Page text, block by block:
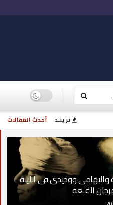
أحدث المقالات ترينـد
ووديدى فى الليلة
القلعة